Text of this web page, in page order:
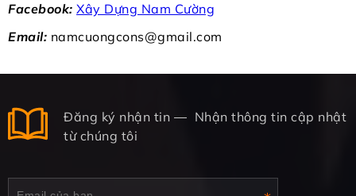
Facebook: Xây Dựng Nam Cường
Email: namcuongcons@gmail.com
Đăng ký nhận tin
Nhận thông tin cập nhật
từ chúng tôi